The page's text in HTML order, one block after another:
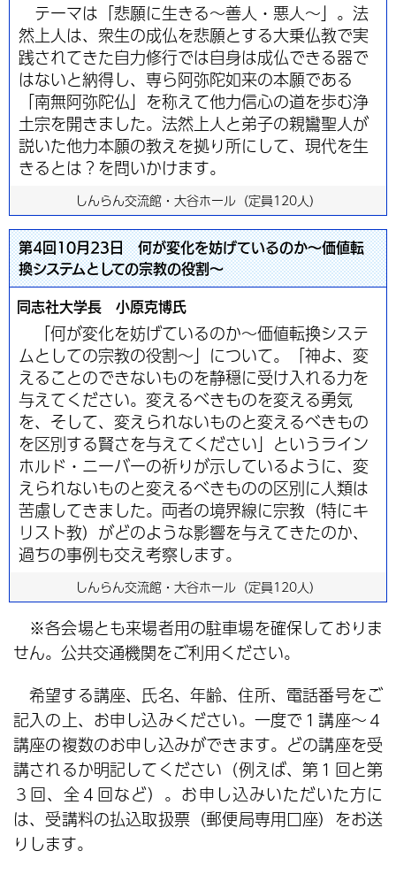
テーマは「悲願に生きる～善人・悪人～」。法
然上人は、衆生の成仏を悲願とする大乗仏教で実
践されてきた自力修行では自身は成仏できる器で
はないと納得し、専ら阿弥陀如来の本願である
「南無阿弥陀仏」を称えて他力信心の道を歩む浄
土宗を開きました。法然上人と弟子の親鸞聖人が
説いた他力本願の教えを拠り所にして、現代を生
きるとは？を問いかけます。
しんらん交流館・大谷ホール（定員120人）
第4回10月23日 何が変化を妨げているのか～価値転
換システムとしての宗教の役割～
同志社大学長 小原克博氏
「何が変化を妨げているのか～価値転換システ
ムとしての宗教の役割～」について。「神よ、変
えることのできないものを静穏に受け入れる力を
与えてください。変えるべきものを変える勇気
を、そして、変えられないものと変えるべきもの
を区別する賢さを与えてください」というライン
ホルド・ニーバーの祈りが示しているように、変
えられないものと変えるべきものの区別に人類は
苦慮してきました。両者の境界線に宗教（特にキ
リスト教）がどのような影響を与えてきたのか、
過ちの事例も交え考察します。
しんらん交流館・大谷ホール（定員120人）
※各会場とも来場者用の駐車場を確保しておりま
せん。公共交通機関をご利用ください。
希望する講座、氏名、年齢、住所、電話番号をご
記入の上、お申し込みください。一度で１講座～４
講座の複数のお申し込みができます。どの講座を受
講されるか明記してください（例えば、第１回と第
３回、全４回など）。お申し込みいただいた方に
は、受講料の払込取扱票（郵便局専用口座）をお送
りします。